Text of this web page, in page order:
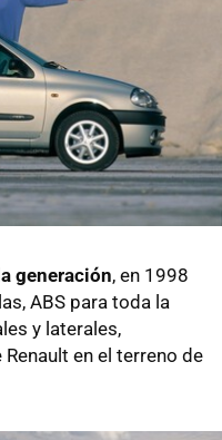
generación, en 1998
ABS para toda la
y laterales,
en el terreno de